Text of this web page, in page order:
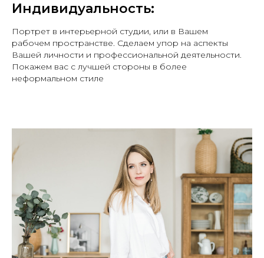
Индивидуальность:
Портрет в интерьерной студии, или в Вашем
рабочем пространстве. Сделаем упор на аспекты
Вашей личности и профессиональной деятельности.
Покажем вас с лучшей стороны в более
неформальном стиле